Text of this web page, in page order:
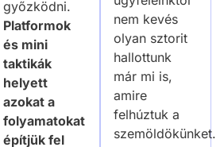
győzködni.
Platformok
és mini
taktikák
helyett
azokat a
folyamatokat
építjük fel
nem kevés
olyan sztorit
hallottunk
már mi is,
amire
felhúztuk a
szemöldökünket.